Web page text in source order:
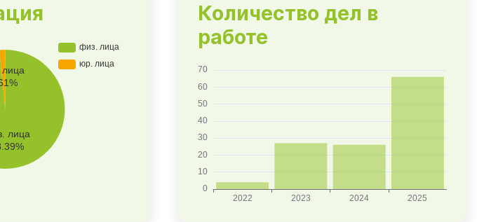
Количество дел в
работе